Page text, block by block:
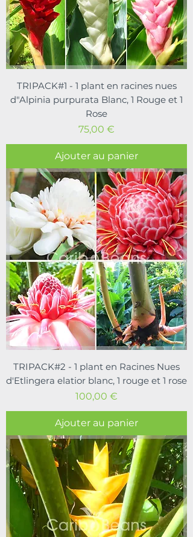
TRIPACK#1 - 1 plant en racines nues
d"Alpinia purpurata Blanc, 1 Rouge et 1
Rose
Prix
75,00 €
Ajouter au panier
TRIPACK#2 - 1 plant en Racines Nues
d'Etlingera elatior blanc, 1 rouge et 1 rose
Prix
100,00 €
Ajouter au panier